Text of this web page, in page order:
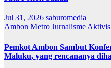
Jul 31, 2026 saburomedia
Ambon Metro Jurnalisme Aktivis
Pemkot Ambon Sambut
Maluku, yang rencananya